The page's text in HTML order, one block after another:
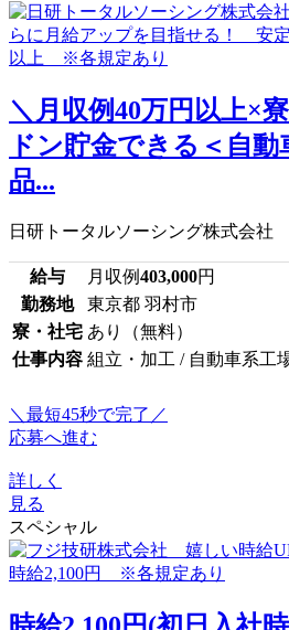
＼月収例40万円以上×
ドン貯金できる＜自
品...
日研トータルソーシング株式会社
給与 月収例403,000円
勤務地
東京都 羽村市
寮・社宅 あり（無料）
仕事内容 組立・加工 / 自動車系工
＼最短45秒で完了／
応募へ進む
詳しく
見る
スペシャル